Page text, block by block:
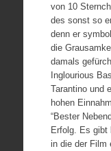
von 10
des sonst so
denn er
die
damals
Inglourious
Tarantino und
hohen
“Bester
Erfolg. Es gibt
in die der Film